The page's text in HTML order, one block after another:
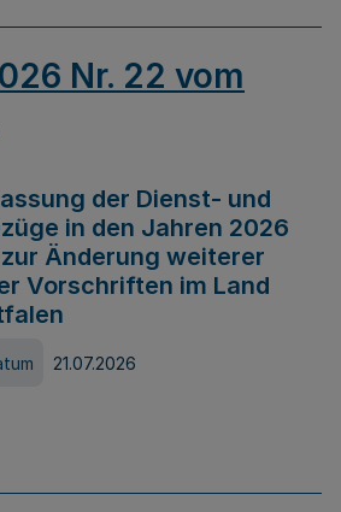
Nr. 22 vom
der Dienst- und
in den Jahren 2026
Änderung weiterer
Vorschriften im Land
21.07.2026